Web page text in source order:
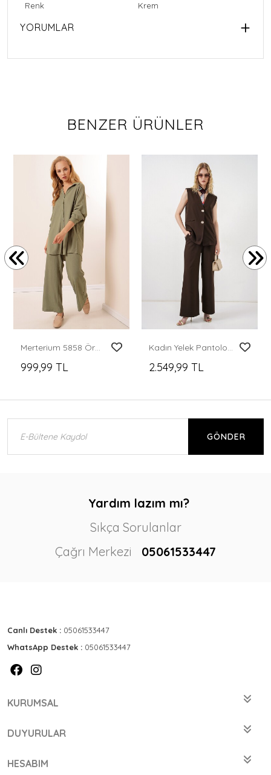
Renk Krem
YORUMLAR
BENZER ÜRÜNLER
Merterium 5858 Örme İkili Takım - Çağla
999,99 TL
Kadın Yelek Pantolon İkili Takım 30086 - Kahverengi
2.549,99 TL
GÖNDER
Yardım lazım mı?
Sıkça Sorulanlar
Çağrı Merkezi
05061533447
Canlı Destek : 05061533447
WhatsApp Destek : 05061533447
KURUMSAL
DUYURULAR
HESABIM